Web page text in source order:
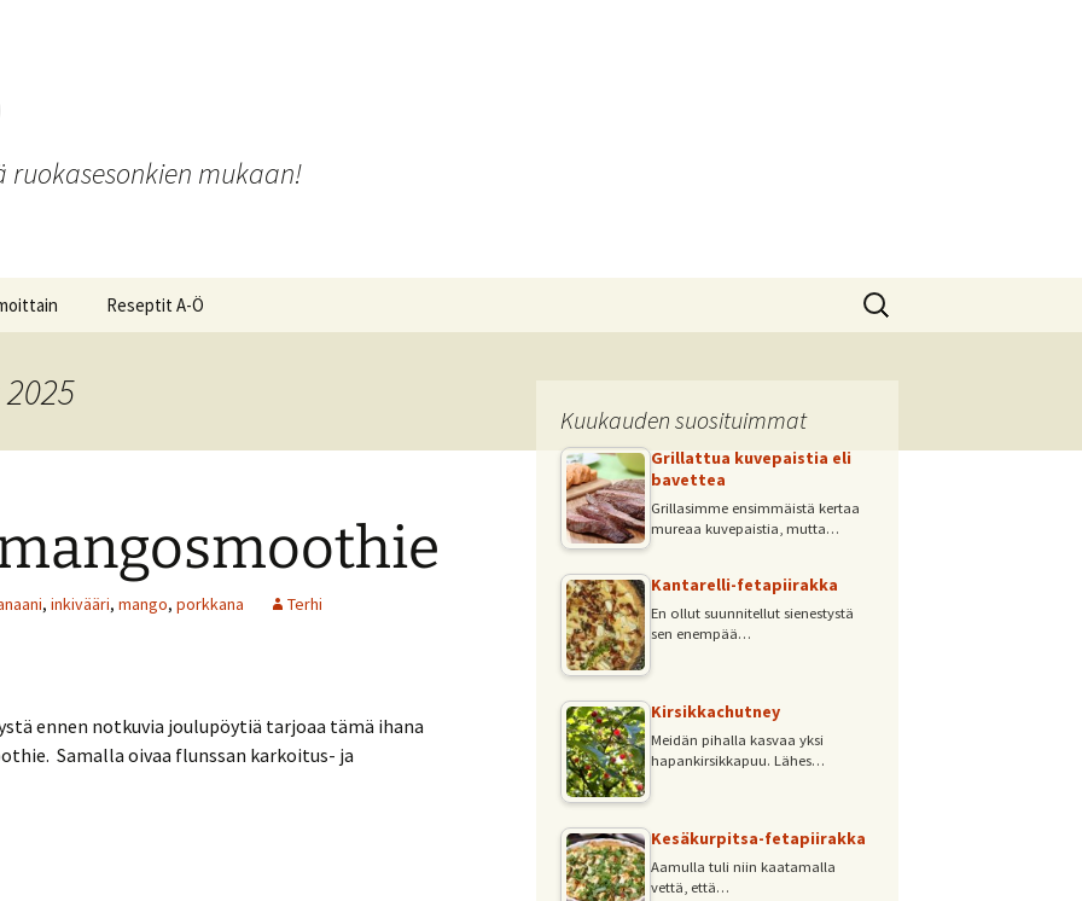
mukaan!
Reseptit A-Ö
Haku:
, inkivääri, mango, porkkana Terhi
ennen notkuvia joulupöytiä tarjoaa tämä ihana
Samalla oivaa flunssan karkoitus- ja
Kuukauden suosituimmat
Grillattua kuvepaistia eli
bavettea
Grillasimme ensimmäistä kertaa
mureaa kuvepaistia, mutta…
Kantarelli-fetapiirakka
En ollut suunnitellut sienestystä
sen enempää…
Kirsikkachutney
Meidän pihalla kasvaa yksi
hapankirsikkapuu. Lähes…
Kesäkurpitsa-fetapiirakka
Aamulla tuli niin kaatamalla
vettä, että…